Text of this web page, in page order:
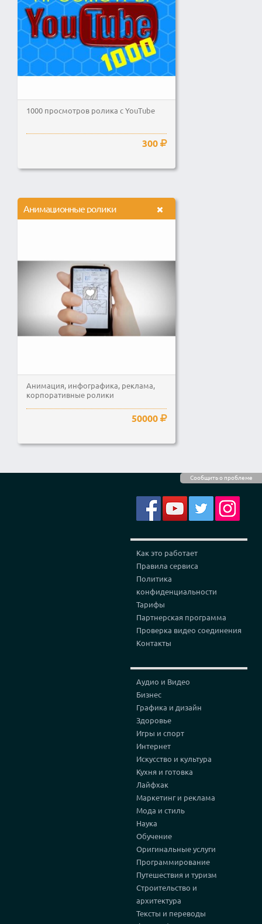
Сообщить о проблеме
1000 просмотров ролика с YouTube
300
Анимационные ролики
Анимация, инфографика, реклама,
корпоративные ролики
50000
Как это работает
Правила сервиса
Политика
конфиденциальности
Тарифы
Партнерская программа
Проверка видео соединения
Контакты
Аудио и Видео
Бизнес
Графика и дизайн
Здоровье
Игры и спорт
Интернет
Искусство и культура
Кухня и готовка
Лайфхак
Маркетинг и реклама
Мода и стиль
Наука
Обучение
Оригинальные услуги
Программирование
Путешествия и туризм
Строительство и
архитектура
Тексты и переводы